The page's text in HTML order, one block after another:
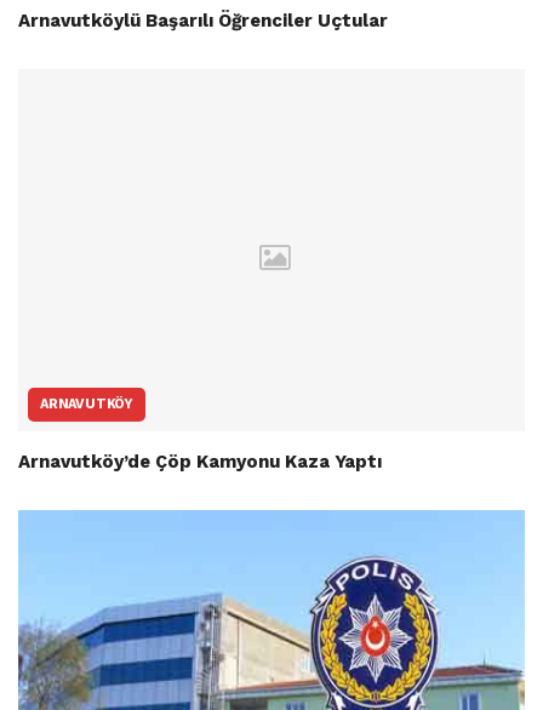
Arnavutköylü Başarılı Öğrenciler Uçtular
ARNAVUTKÖY
Arnavutköy’de Çöp Kamyonu Kaza Yaptı